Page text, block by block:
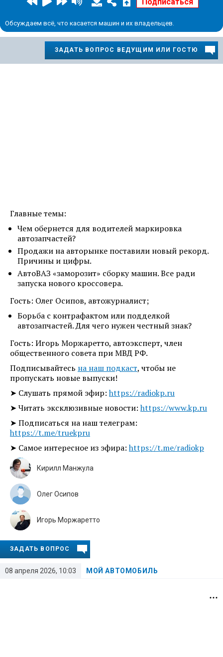
Обсуждаем всё, что касается машин и их владельцев.
ЗАДАТЬ ВОПРОС ВЕДУЩИМ ИЛИ ГОСТЮ
Главные темы:
Чем обернется для водителей маркировка
автозапчастей?
Продажи на авторынке поставили новый рекорд.
Причины и цифры.
АвтоВАЗ «заморозит» сборку машин. Все ради
запуска нового кроссовера.
Гость: Олег Осипов, автожурналист;
Борьба с контрафактом или подделкой
автозапчастей. Для чего нужен честный знак?
Гость: Игорь Моржаретто, автоэксперт, член
общественного совета при МВД РФ.
Подписывайтесь на наш подкаст, чтобы не
пропускать новые выпуски!
➤ Слушать прямой эфир:https://radiokp.ru
➤ Читать эксклюзивные новости:https://www.kp.ru
➤ Подписаться на наш телеграм:
https://t.me/truekpru
➤ Самое интересное из эфира:https://t.me/radiokp
08 апреля 2026, 10:03 МОЙ АВТОМОБИЛЬ
Кирилл Манжула
Олег Осипов
Игорь Моржаретто
ЗАДАТЬ ВОПРОС